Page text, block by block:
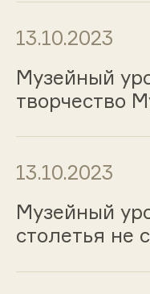
13.10.2023
Музейный
творчество
13.10.2023
Музейный
столетья не